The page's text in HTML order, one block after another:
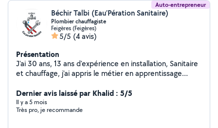
Auto-entrepreneur
Béchir Talbi (Eau’Pération Sanitaire)
Plombier chauffagiste
Feigères (Feigères)
5/5 (4 avis)
Présentation
J'ai 30 ans, 13 ans d'expérience en installation, Sanitaire
et chauffage, j'ai appris le métier en apprentissage
plomberie chauffage, au chantier naval dans le yachting
et cinq ans en Suisse. J'effectue toujours mes travaux
soignez et propres.
Dernier avis laissé par Khalid : 5/5
Il y a 5 mois
Très pro, je recommande